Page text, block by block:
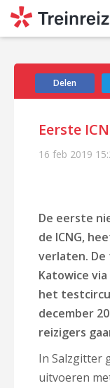
Delen
Eerste
16 feb 2019
De eerste
de ICNG,
verlaten.
Katowice
het
december
reizigers
In Salzgitter
uitvoeren